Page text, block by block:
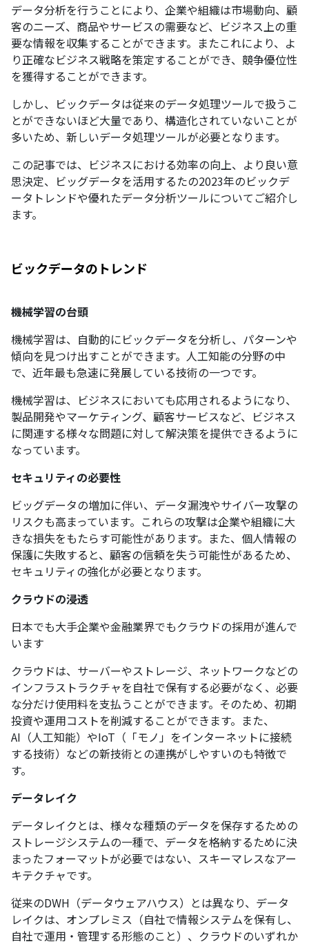
データ分析を行うことにより、企業や組織は市場動向、顧
客のニーズ、商品やサービスの需要など、ビジネス上の重
要な情報を収集することができます。またこれにより、よ
り正確なビジネス戦略を策定することができ、競争優位性
を獲得することができます。
しかし、ビックデータは従来のデータ処理ツールで扱うこ
とができないほど大量であり、構造化されていないことが
多いため、新しいデータ処理ツールが必要となります。
この記事では、ビジネスにおける効率の向上、より良い意
思決定、ビッグデータを活用するたの2023年のビックデ
ータトレンドや優れたデータ分析ツールについてご紹介し
ます。
ビックデータのトレンド
機械学習の台頭
機械学習は、自動的にビックデータを分析し、パターンや
傾向を見つけ出すことができます。人工知能の分野の中
で、近年最も急速に発展している技術の一つです。
機械学習は、ビジネスにおいても応用されるようになり、
製品開発やマーケティング、顧客サービスなど、ビジネス
に関連する様々な問題に対して解決策を提供できるように
なっています。
セキュリティの必要性
ビッグデータの増加に伴い、データ漏洩やサイバー攻撃の
リスクも高まっています。これらの攻撃は企業や組織に大
きな損失をもたらす可能性があります。また、個人情報の
保護に失敗すると、顧客の信頼を失う可能性があるため、
セキュリティの強化が必要となります。
クラウドの浸透
日本でも大手企業や金融業界でもクラウドの採用が進んで
います
クラウドは、サーバーやストレージ、ネットワークなどの
インフラストラクチャを自社で保有する必要がなく、必要
な分だけ使用料を支払うことができます。そのため、初期
投資や運用コストを削減することができます。また、
AI（人工知能）やIoT（「モノ」をインターネットに接続
する技術）などの新技術との連携がしやすいのも特徴で
す。
データレイク
データレイクとは、様々な種類のデータを保存するための
ストレージシステムの一種で、データを格納するために決
まったフォーマットが必要ではない、スキーマレスなアー
キテクチャです。
従来のDWH（データウェアハウス）とは異なり、データ
レイクは、オンプレミス（自社で情報システムを保有し、
自社で運用・管理する形態のこと）、クラウドのいずれか